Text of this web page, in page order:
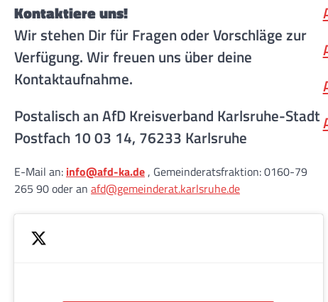
Kontaktiere uns!
Wir stehen Dir für Fragen oder Vorschläge zur
Verfügung. Wir freuen uns über deine
Kontaktaufnahme.
Postalisch an AfD Kreisverband Karlsruhe-Stadt
Postfach 10 03 14, 76233 Karlsruhe
E-Mail an: info@afd-ka.de, Gemeinderatsfraktion: 0160-79
265 90 oder an afd@gemeinderat.karlsruhe.de